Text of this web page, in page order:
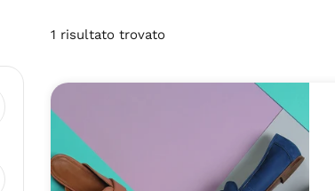
1 risultato trovato